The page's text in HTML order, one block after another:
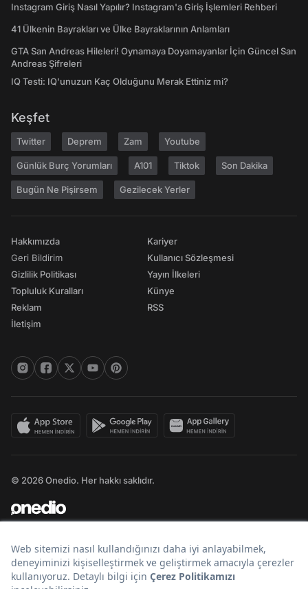
Instagram Giriş Nasıl Yapılır? Instagram'a Giriş İşlemleri Rehberi
41 Ülkenin Bayrakları ve Ülke Bayraklarının Anlamları
GTA San Andreas Hileleri! Oynamaya Doyamayanlar İçin Güncel San
Andreas Şifreleri
IQ Testi: IQ'unuzun Kaç Olduğunu Merak Ettiniz mi?
Keşfet
Twitter Deprem Zam Youtube
Günlük Burç Yorumları A101 Tiktok Son Dakika
Bugün Ne Pişirsem Gezilecek Yerler
Hakkımızda
Geri Bildirim
Gizlilik Politikası
Topluluk Kuralları
Reklam
İletişim
Kariyer
Kullanıcı Sözleşmesi
Yayın İlkeleri
Künye
RSS
© 2026 Onedio. Her hakkı saklıdır.
Bir markasıdır.